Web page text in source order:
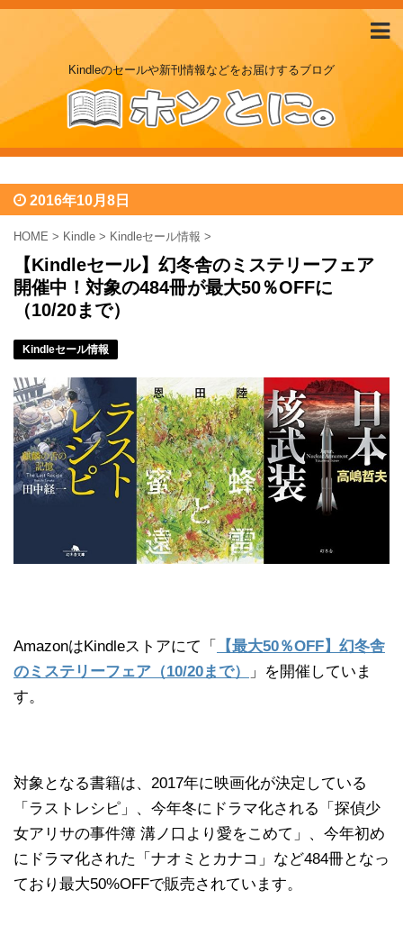
Kindleのセールや新刊情報などをお届けするブログ
2016年10月8日
HOME > Kindle > Kindleセール情報 >
【Kindleセール】幻冬舎のミステリーフェア
開催中！対象の484冊が最大50％OFFに
（10/20まで）
Kindleセール情報
AmazonはKindleストアにて「
【最大50％OFF】幻冬舎
のミステリーフェア（10/20まで）
」を開催していま
す。
対象となる書籍は、2017年に映画化が決定している
「ラストレシピ」、今年冬にドラマ化される「探偵少
女アリサの事件簿 溝ノ口より愛をこめて」、今年初め
にドラマ化された「ナオミとカナコ」など484冊となっ
ており最大50%OFFで販売されています。